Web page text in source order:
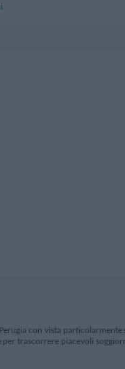
con vista particolarmente
trascorrere piacevoli